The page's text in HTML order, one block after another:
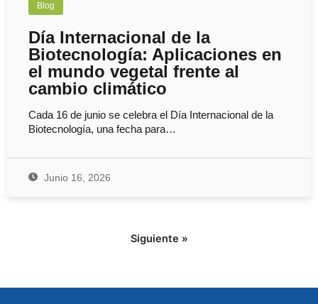
Blog
Día Internacional de la
Biotecnología: Aplicaciones en
el mundo vegetal frente al
cambio climático
Cada 16 de junio se celebra el Día Internacional de la
Biotecnología, una fecha para…
Junio 16, 2026
Siguiente »